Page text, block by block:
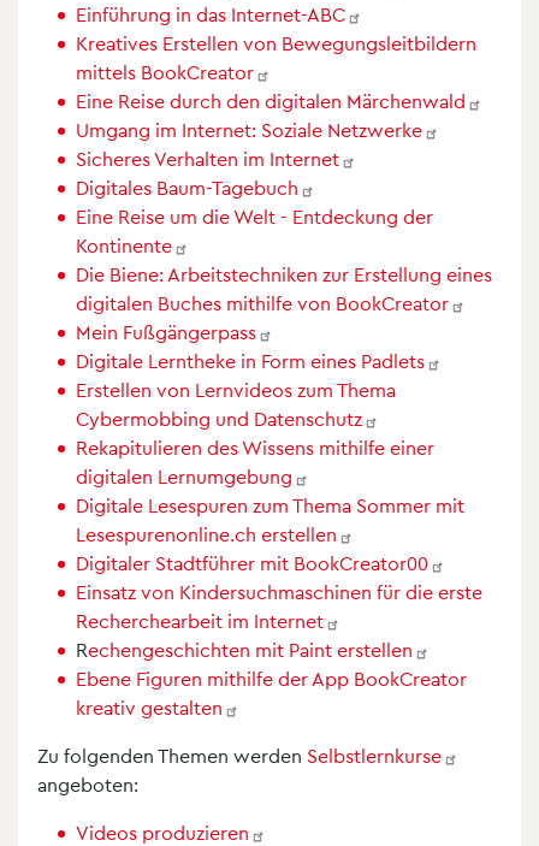
Einführung in das Internet-ABC
Kreatives Erstellen von Bewegungsleitbildern
mittels BookCreator
Eine Reise durch den digitalen Märchenwald
Umgang im Internet: Soziale Netzwerke
Sicheres Verhalten im Internet
Digitales Baum-Tagebuch
Eine Reise um die Welt - Entdeckung der
Kontinente
Die Biene: Arbeitstechniken zur Erstellung eines
digitalen Buches mithilfe von BookCreator
Mein Fußgängerpass
Digitale Lerntheke in Form eines Padlets
Erstellen von Lernvideos zum Thema
Cybermobbing und Datenschutz
Rekapitulieren des Wissens mithilfe einer
digitalen Lernumgebung
Digitale Lesespuren zum Thema Sommer mit
Lesespurenonline.ch erstellen
Digitaler Stadtführer mit BookCreator00
Einsatz von Kindersuchmaschinen für die erste
Recherchearbeit im Internet
Rechengeschichten mit Paint erstellen
Ebene Figuren mithilfe der App BookCreator
kreativ gestalten
Zu folgenden Themen werden Selbstlernkurse
angeboten:
Videos produzieren